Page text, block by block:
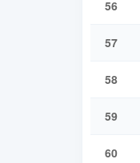
56
57
58
59
60